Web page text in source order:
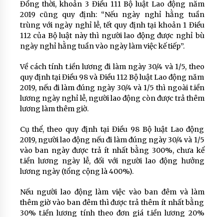
Đồng thời, khoản 3 Điều 111 Bộ luật Lao động năm
2019 cũng quy định: “Nếu ngày nghỉ hằng tuần
trùng với ngày nghỉ lễ, tết quy định tại khoản 1 Điều
112 của Bộ luật này thì người lao động được nghỉ bù
ngày nghỉ hằng tuần vào ngày làm việc kế tiếp”.
Về cách tính t.iền lương đi làm ngày 30/4 và 1/5, theo
quy định tại Điều 98 và Điều 112 Bộ luật Lao động năm
2019, nếu đi làm đúng ngày 30/4 và 1/5 thì ngoài t.iền
lương ngày nghỉ lễ, người lao động còn được trả thêm
lương làm thêm giờ.
Cụ thể, theo quy định tại Điều 98 Bộ luật Lao động
2019, người lao động nếu đi làm đúng ngày 30/4 và 1/5
vào ban ngày được trả ít nhất bằng 300%, chưa kể
t.iền lương ngày lễ, đối với người lao động hưởng
lương ngày (tổng cộng là 400%).
Nếu người lao động làm việc vào ban đêm và làm
thêm giờ vào ban đêm thì được trả thêm ít nhất bằng
30% t.iền lương tính theo đơn giá t.iền lương 20%